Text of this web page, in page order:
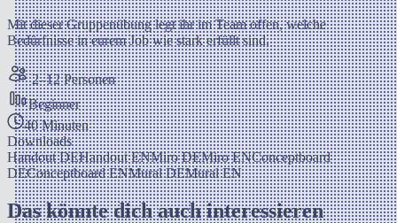
Mit dieser Gruppenübung legt ihr im Team offen, welche
Bedürfnisse in eurem Job wie stark erfüllt sind.
2–12 Personen
Beginner
40 Minuten
Downloads
Handout DEHandout ENMiro DEMiro ENConceptboard
DEConceptboard ENMural DEMural EN
Das könnte dich auch interessieren